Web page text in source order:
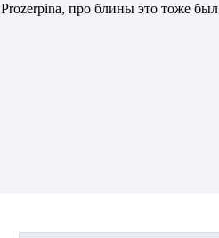
Prozerpina, про блины это тоже был